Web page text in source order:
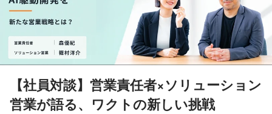
【社員対談】営業責任者×ソリューション
営業が語る、ワクトの新しい挑戦